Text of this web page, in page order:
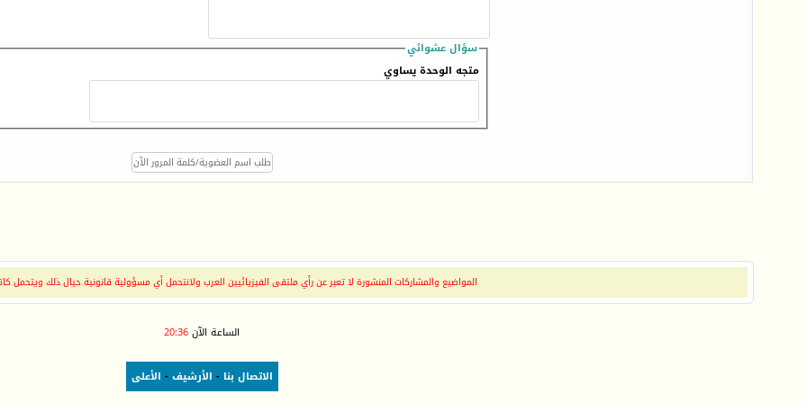
سؤال عشوائي
متجه الوحدة يساوي
المواضيع والمشاركات المنشورة لا تعبر عن رأي ملتقى الفيزيائيين العرب ولانتحمل أي مسؤولية قانونية حيال ذلك ويتحمل
الساعة الآن20:36
الاتصال بنا - الأرشيف- الأعلى